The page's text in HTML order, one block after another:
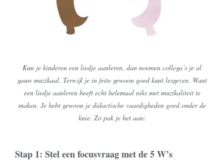
Kun je kinderen een liedje aanleren, dan noemen collega’s je al
gauw muzikaal. Terwijl je in feite gewoon goed kunt lesgeven. Want
een liedje aanleren heeft echt helemaal niks met muzikaliteit te
maken. Je hebt gewoon je didactische vaardigheden goed onder de
knie. Zo pak je het aan:
Stap 1: Stel een focusvraag met de 5 W’s